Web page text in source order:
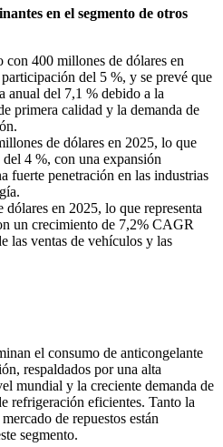
en el segmento de otros
400 millones de dólares en
del 5 %, y se prevé que
anual del 7,1 % debido a la
primera calidad y la demanda de
de dólares en 2025, lo que
4 %, con una expansión
fuerte penetración en las industrias
en 2025, lo que representa
un crecimiento de 7,2% CAGR
las ventas de vehículos y las
el consumo de anticongelante
respaldados por una alta
mundial y la creciente demanda de
refrigeración eficientes. Tanto la
de repuestos están
segmento.